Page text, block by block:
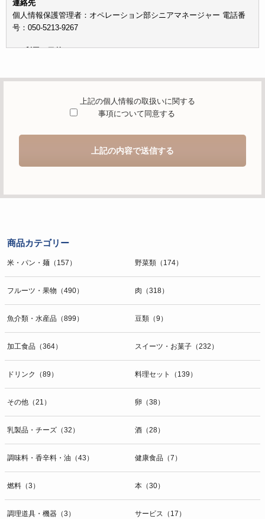
連絡先
個人情報保護管理者：オペレーション部シニアマネージャー 電話番
号：050-5213-9267
c）利用の目的
を適切に受け付け、当社が提供するサービスに関する情報を電子メー
d）個人情報を第三者に提供することが予定される場合の事項
情報を第三者に提供することはありません。
す。
的の通知・開示・内容の訂正・追加または削除・利用の停止・消去お
よび第三者への提供の停止（「開示等」といいます。）に応じます。
g）本人が個人情報を与えることの任意性及び当該情報を与えなかっ
た場合に本人に生じる結果
個人情報の提供は任意と致しますが、当社が依頼する情報の提供がな
い場合、内容が正確でない場合はサービスの提供やご対応等に支障を
きたす可能性がございますのでご了承下さい。
スログ、Cookie（クッキー）等を用いて管理しています。これらに
は、お客様のお名前、ご住所、電話番号、電子メールアドレスなど、
お客様を特定する個人情報は一切含まれておりません。
個人情報に関する問合わせ窓口
〒106-0044 東京都港区東麻布一丁目２７番１号 東麻布食文化ビル４
ＦＡＸ：047-401-6847
上記の個人情報の取扱いに関する
事項について同意する
上記の内容で送信する
商品カテゴリー
米・パン・麺（157） 野菜類（174）
フルーツ・果物（490） 肉（318）
魚介類・水産品（899） 豆類（9）
加工食品（364） スイーツ・お菓子（232）
ドリンク（89） 料理セット（139）
その他（21） 卵（38）
乳製品・チーズ（32） 酒（28）
調味料・香辛料・油（43） 健康食品（7）
燃料（3） 本（30）
調理道具・機器（3） サービス（17）